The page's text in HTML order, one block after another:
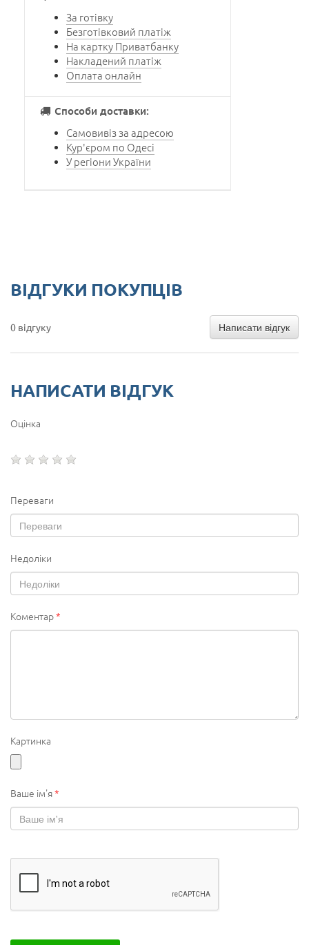
За готівку
Безготівковий платіж
На картку Приватбанку
Накладений платіж
Оплата онлайн
Способи доставки:
Самовивіз за адресою
Кур'єром по Одесі
У регіони України
ВІДГУКИ ПОКУПЦІВ
0 відгуку Написати відгук
НАПИСАТИ ВІДГУК
Оцінка
Переваги
Недоліки
Коментар*
Картинка
Ваше ім'я*